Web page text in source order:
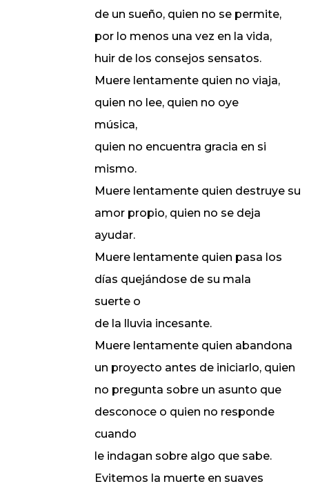
de un sueño, quien no se permite,
por lo menos una vez en la vida,
huir de los consejos sensatos.
Muere lentamente quien no viaja,
quien no lee, quien no oye
música,
quien no encuentra gracia en si
mismo.
Muere lentamente quien destruye su
amor propio, quien no se deja
ayudar.
Muere lentamente quien pasa los
días quejándose de su mala
suerte o
de la lluvia incesante.
Muere lentamente quien abandona
un proyecto antes de iniciarlo, quien
no pregunta sobre un asunto que
desconoce o quien no responde
cuando
le indagan sobre algo que sabe.
Evitemos la muerte en suaves